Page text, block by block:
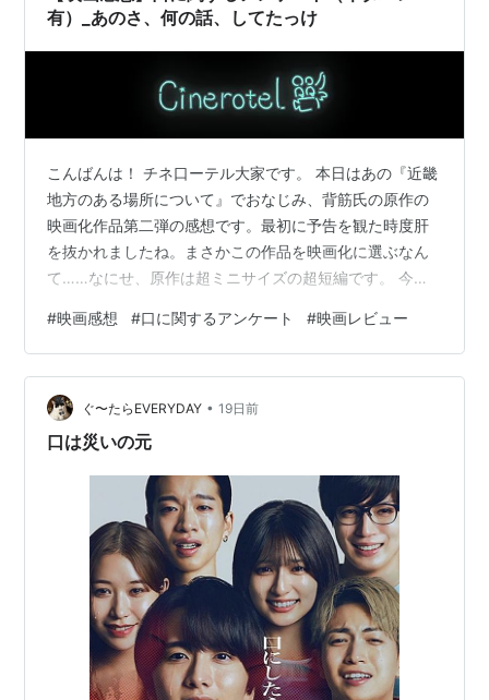
本作をホラーだけでは…
有）_あのさ、何の話、してたっけ
こんばんは！ チネ口ーテル大家です。 本日はあの『近畿
地方のある場所について』でおなじみ、背筋氏の原作の
映画化作品第二弾の感想です。最初に予告を観た時度肝
を抜かれましたね。まさかこの作品を映画化に選ぶなん
て……なにせ、原作は超ミニサイズの超短編です。 今日
レがないと。これがないとダメです。⠀コレ は 小さなサ
イズで読みやすかったです pic.twitter.com/75INEm3yPR
— 映画『口に関するアンケート』公式 (@kuchimovie)
2026年7月1日 さすがに厳しいんじゃ？ と思ったのです
が、蓋を開けてみればかなり良い映画…
#映画感想 #口に関するアンケート #映画レビュー
ぐ〜たらEVERYDAY • 19日前
口は災いの元